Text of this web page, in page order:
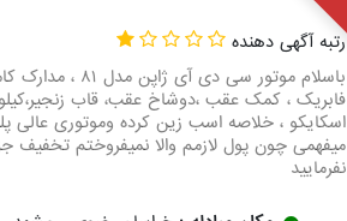
رتبه آگهی دهنده
اسکایکو ، خلاصه اسب زین کرده وموتوری عالی
نفرمایید